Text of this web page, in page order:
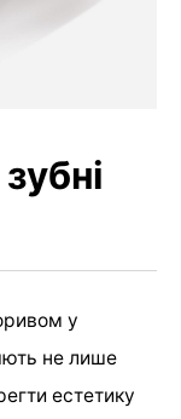
у
не лише
естетику